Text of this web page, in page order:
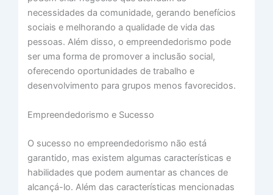
necessidades da comunidade, gerando benefícios
sociais e melhorando a qualidade de vida das
pessoas. Além disso, o empreendedorismo pode
ser uma forma de promover a inclusão social,
oferecendo oportunidades de trabalho e
desenvolvimento para grupos menos favorecidos.
Empreendedorismo e Sucesso
O sucesso no empreendedorismo não está
garantido, mas existem algumas características e
habilidades que podem aumentar as chances de
alcançá-lo. Além das características mencionadas